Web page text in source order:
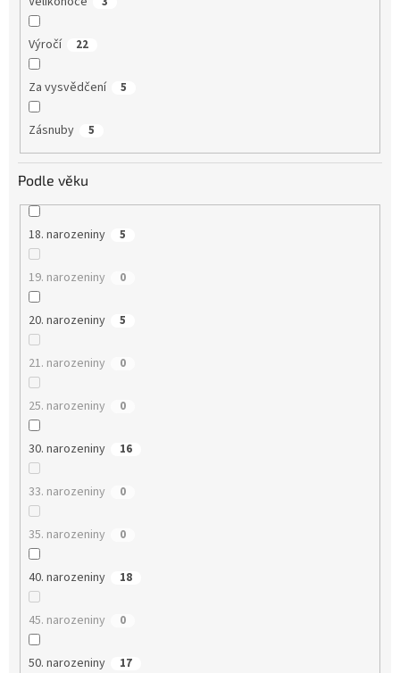
Výročí 22
Za vysvědčení 5
Zásnuby 5
Podle věku
18. narozeniny 5
19. narozeniny 0
20. narozeniny 5
21. narozeniny 0
25. narozeniny 0
30. narozeniny 16
33. narozeniny 0
35. narozeniny 0
40. narozeniny 18
45. narozeniny 0
50. narozeniny 17